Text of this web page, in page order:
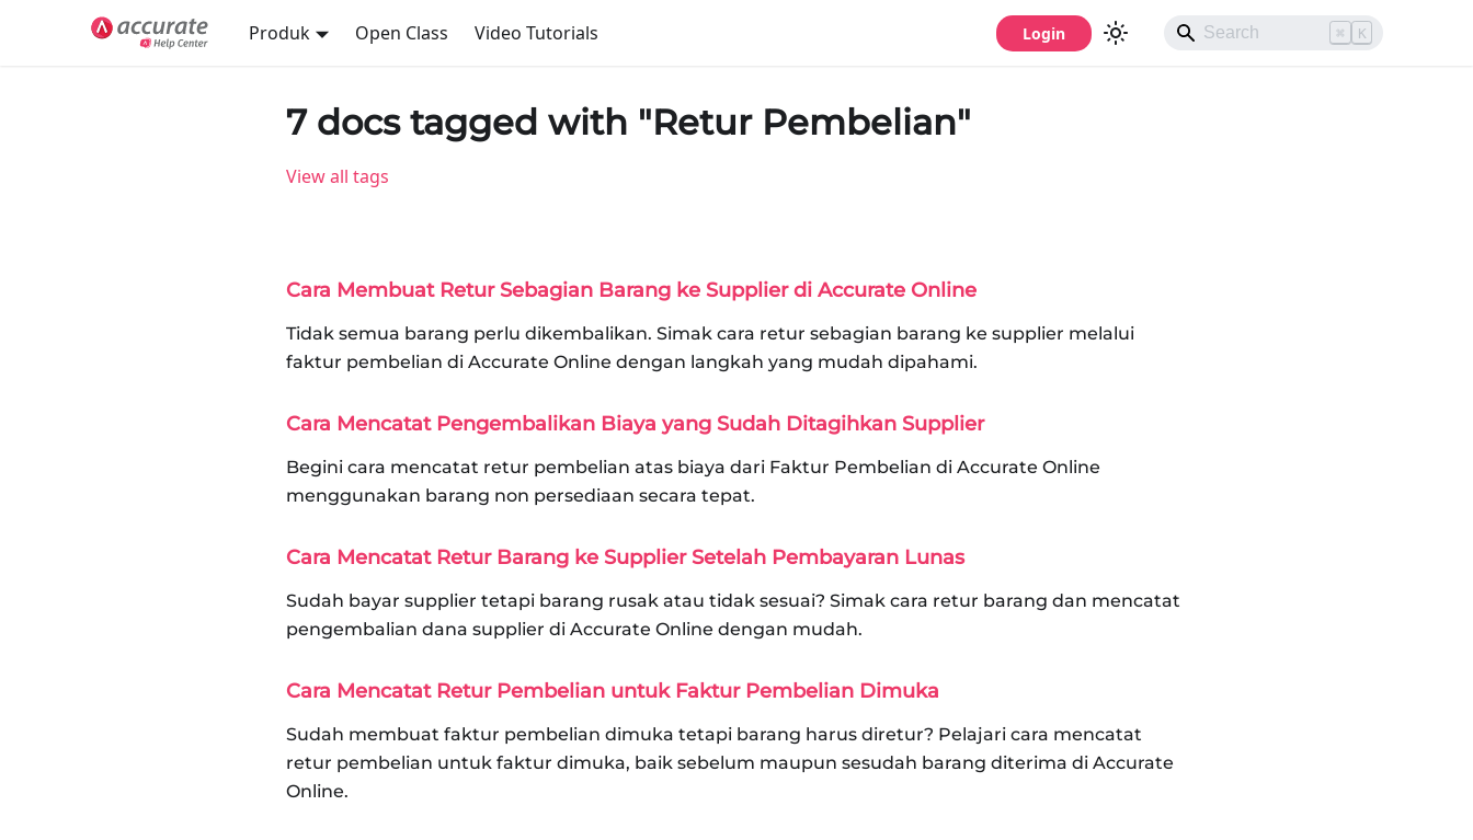
Produk Open Class Video Tutorials Login ⌘ K
7 docs tagged with "Retur Pembelian"
View all tags
Cara Membuat Retur Sebagian Barang ke Supplier di Accurate Online
Tidak semua barang perlu dikembalikan. Simak cara retur sebagian barang ke supplier melalui
faktur pembelian di Accurate Online dengan langkah yang mudah dipahami.
Cara Mencatat Pengembalikan Biaya yang Sudah Ditagihkan Supplier
Begini cara mencatat retur pembelian atas biaya dari Faktur Pembelian di Accurate Online
menggunakan barang non persediaan secara tepat.
Cara Mencatat Retur Barang ke Supplier Setelah Pembayaran Lunas
Sudah bayar supplier tetapi barang rusak atau tidak sesuai? Simak cara retur barang dan mencatat
pengembalian dana supplier di Accurate Online dengan mudah.
Cara Mencatat Retur Pembelian untuk Faktur Pembelian Dimuka
Sudah membuat faktur pembelian dimuka tetapi barang harus diretur? Pelajari cara mencatat
retur pembelian untuk faktur dimuka, baik sebelum maupun sesudah barang diterima di Accurate
Online.